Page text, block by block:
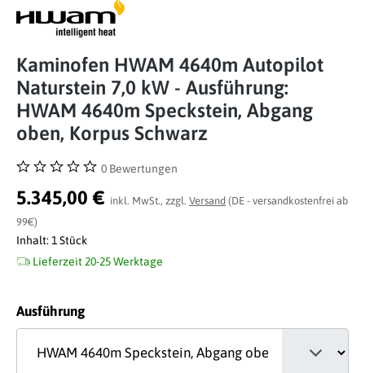
Kaminofen HWAM 4640m Autopilot
Naturstein 7,0 kW - Ausführung:
HWAM 4640m Speckstein, Abgang
oben, Korpus Schwarz
Durchschnittliche Bewertung von 0 von 5 Sternen
0 Bewertungen
5.345,00 € inkl. MwSt., zzgl. Versand (DE - versandkostenfrei ab
99€)
Inhalt: 1 Stück
Lieferzeit 20-25 Werktage
Ausführungauswählen